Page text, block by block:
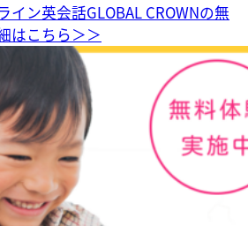
イン英会話GLOBAL CROWNの無
はこちら＞＞